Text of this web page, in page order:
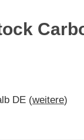
DE (weitere)